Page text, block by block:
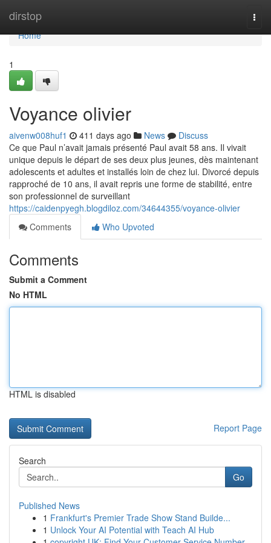
dirstop
Home
Home
1
Voyance olivier
aivenw008huf1 411 days ago News
Discuss
Ce que Paul n’avait jamais présenté Paul avait 58 ans. Il vivait
unique depuis le départ de ses deux plus jeunes, dès maintenant
adolescents et adultes et installés loin de chez lui. Divorcé depuis
rapproché de 10 ans, il avait repris une forme de stabilité, entre
son professionnel de surveillant
https://caidenpyegh.blogdiloz.com/34644355/voyance-olivier
Comments
Who Upvoted
Comments
Submit a Comment
No HTML
HTML is disabled
Report Page
Search
Go
Published News
1 Frankfurt's Premier Trade Show Stand Builde...
1 Unlock Your AI Potential with Teach AI Hub